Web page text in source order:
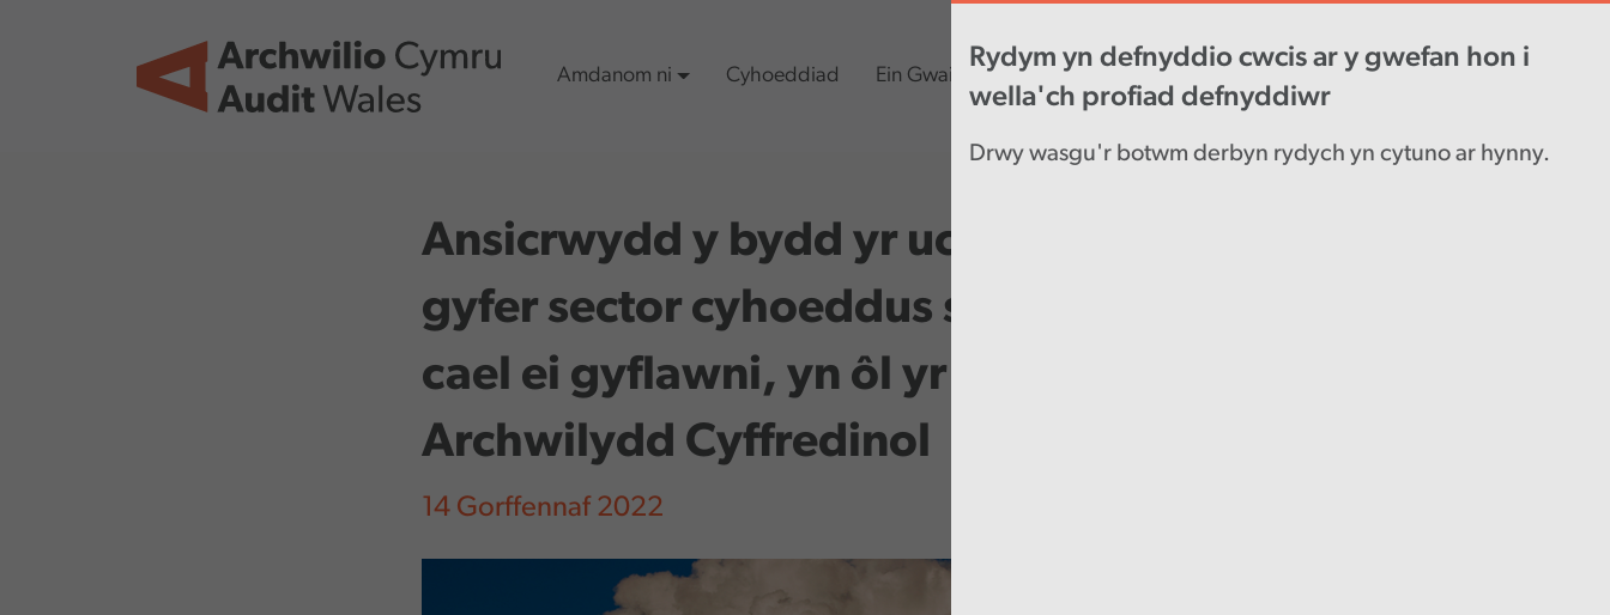
Rydym yn defnyddio cwcis ar y gwefan hon i
wella'ch profiad defnyddiwr
Drwy wasgu'r botwm derbyn rydych yn cytuno ar hynny.
Amdanom ni Cyhoeddiad Ein Gwaith Cynnwys diweddaraf Gyrfaoedd
Ansicrwydd y bydd yr uchelgais ar
gyfer sector cyhoeddus sero-net yn
cael ei gyflawni, yn ôl yr
Archwilydd Cyffredinol
14 Gorffennaf 2022